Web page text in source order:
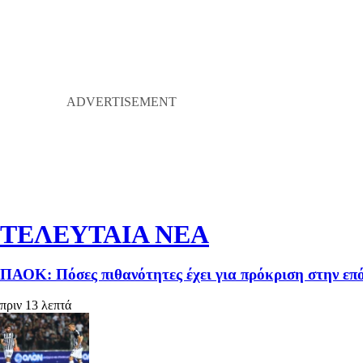
ΤΕΛΕΥΤΑΙΑ ΝΕΑ
ΠΑΟΚ: Πόσες πιθανότητες έχει για πρόκριση στην
πριν 13 λεπτά